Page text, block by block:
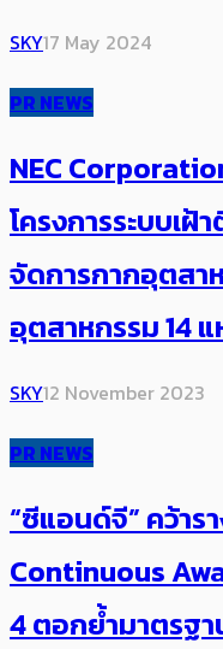
SKY17 May 2024
PR NEWS
NEC
โครงการระบบเฝ้
จัดการกากอุตสา
อุตสาหกรรม 14
SKY12 November 2023
PR NEWS
“ซีแอนด์จี” คว้าร
Continuous
4 ตอกย้ำมาตรฐ